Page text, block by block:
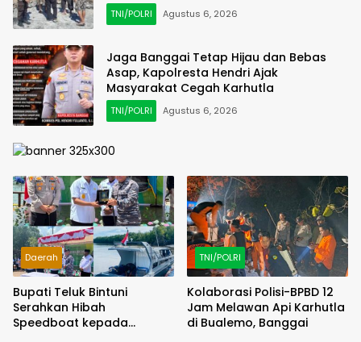
TNI/POLRI Agustus 6, 2026
Jaga Banggai Tetap Hijau dan Bebas
Asap, Kapolresta Hendri Ajak
Masyarakat Cegah Karhutla
TNI/POLRI Agustus 6, 2026
Daerah
Bupati Teluk Bintuni
Serahkan Hibah
Speedboat kepada
TNI/POLRI
Kolaborasi Polisi-BPBD 12
Jam Melawan Api Karhutla
di Bualemo, Banggai